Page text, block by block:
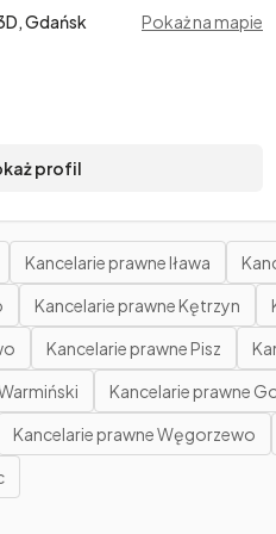
Gdańsk
Pokaż na mapie
profil
Kancelarie prawne Iława
Kancelarie prawne Kętrzyn
Kancelarie prawne Pisz
Kancelarie prawne
Kancelarie prawne Węgorzewo